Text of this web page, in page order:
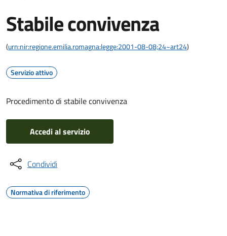
Stabile convivenza
(urn:nir:regione.emilia.romagna:legge:2001-08-08;24~art24)
Servizio attivo
Procedimento di stabile convivenza
Accedi al servizio
Condividi
Normativa di riferimento